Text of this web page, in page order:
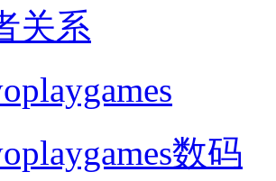
关系
数码